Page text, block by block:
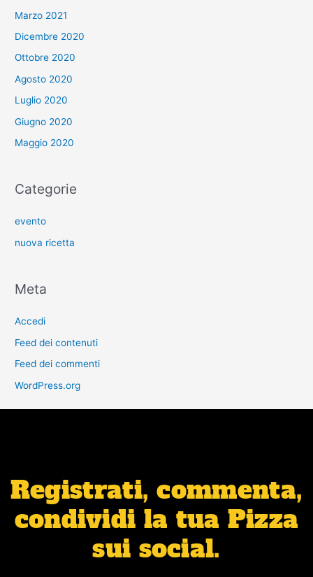
Marzo 2021
Dicembre 2020
Ottobre 2020
Agosto 2020
Luglio 2020
Giugno 2020
Maggio 2020
Categorie
evento
nuova ricetta
Meta
Accedi
Feed dei contenuti
Feed dei commenti
WordPress.org
Registrati, commenta,
condividi la tua Pizza
sui social.